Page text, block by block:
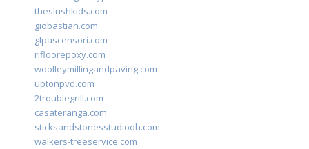
theslushkids.com
giobastian.com
glpascensori.com
rifloorepoxy.com
woolleymillingandpaving.com
uptonpvd.com
2troublegrill.com
casateranga.com
sticksandstonesstudiooh.com
walkers-treeservice.com